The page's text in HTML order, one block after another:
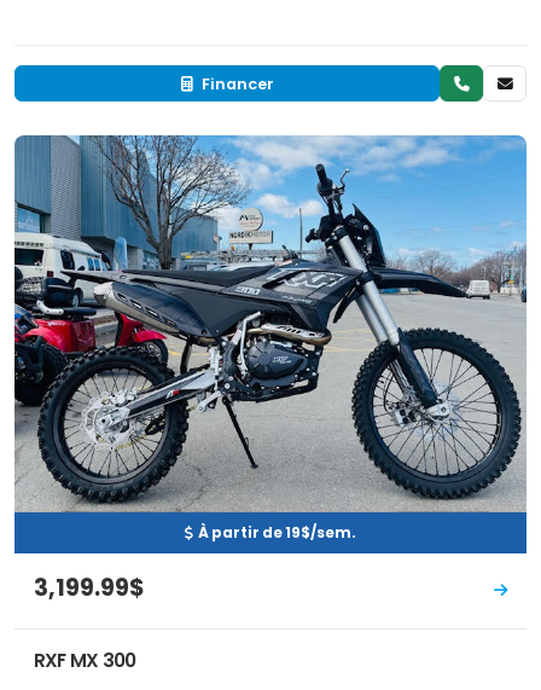
Financer
EN INVENTAIRE Neuf
À partir de 19$/sem.
3,199.99$
RXF MX 300